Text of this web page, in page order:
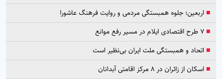
■ اربعین؛ جلوه همبستگی مردمی و روایت فرهنگ عاشورا
■۷ طرح اقتصادی ایلام در مسیر رفع موانع
■ اتحاد و همبستگی ملت ایران بی‌نظیر است
■ اسکان از زائران در ۸ مرکز اقامتی آبدانان